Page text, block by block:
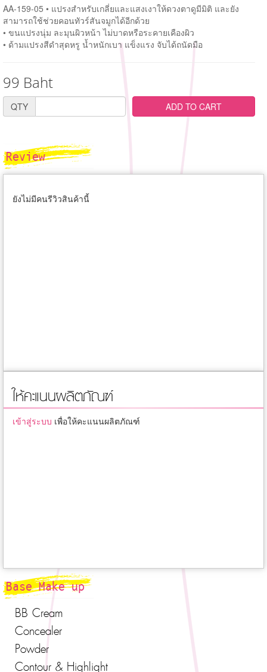
AA-159-05 • แปรงสำหรับเกลี่ยและแสงเงาให้ดวงตาดูมีมิติ และยัง
สามารถใช้ช่วยคอนทัวร์สันจมูกได้อีกด้วย
• ขนแปรงนุ่ม ละมุนผิวหน้า ไม่บาดหรือระคายเคืองผิว
• ด้ามแปรงสีดำสุดหรู น้ำหนักเบา แข็งแรง จับได้ถนัดมือ
99 Baht
QTY ADD TO CART
Review
ยังไม่มีคนรีวิวสินค้านี้
ให้คะแนนผลิตภัณฑ์
เข้าสู่ระบบ เพื่อให้คะแนนผลิตภัณฑ์
Base Make up
BB Cream
Concealer
Powder
Contour & Highlight